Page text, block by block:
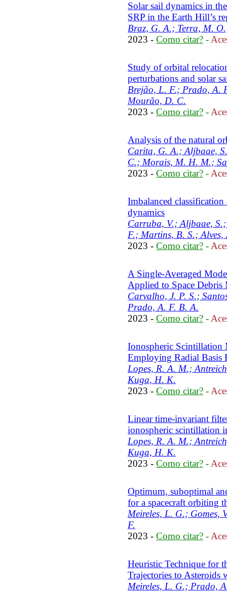
Solar sail dynamics in
SRP in the Earth Hill’s
Braz, G. A.; Terra, M.
2023 - Como citar? -
Study of orbital
perturbations and solar
Brejão, L. F.; Prado, A.
Mourão, D. C.
2023 - Como citar? -
Analysis of the natural
Carita, G. A.; Aljbaae,
C.; Morais, M. H. M.;
2023 - Como citar? -
Imbalanced
dynamics
Carruba, V.; Aljbaae,
F.; Martins, B. S.; Alves,
2023 - Como citar? -
A Single-Averaged
Applied to Space
Carvalho, J. P. S.;
Prado, A. F. B. A.
2023 - Como citar? -
Ionospheric
Employing Radial Basis
Lopes, R. A. M.;
Kuga, H. K.
2023 - Como citar? -
Linear time-invariant
ionospheric scintillation
Lopes, R. A. M.;
Kuga, H. K.
2023 - Como citar? -
Optimum, suboptimal
for a spacecraft orbiting
Meireles, L. G.; Gomes,
F.
2023 - Como citar? -
Heuristic Technique for
Trajectories to Asteroids
Meireles, L. G.; Prado,